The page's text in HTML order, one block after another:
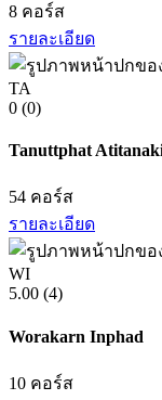
8 คอร์ส
รายละเอียด
TA
0 (0)
Tanuttphat
54 คอร์ส
รายละเอียด
WI
5.00 (4)
Worakarn Inphad
10 คอร์ส